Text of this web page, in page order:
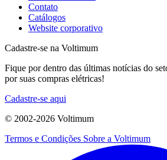
Contato
Catálogos
Website corporativo
Cadastre-se na Voltimum
Fique por dentro das últimas notícias do
por suas compras elétricas!
Cadastre-se aqui
© 2002-2026 Voltimum
Termos e Condições Sobre a Voltimum